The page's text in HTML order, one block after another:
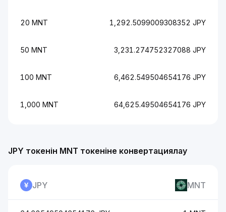
20 MNT 1,292.5099009308352 JPY
50 MNT 3,231.274752327088 JPY
100 MNT 6,462.549504654176 JPY
1,000 MNT 64,625.49504654176 JPY
JPY токенін MNT токеніне конвертациялау
JPY MNT